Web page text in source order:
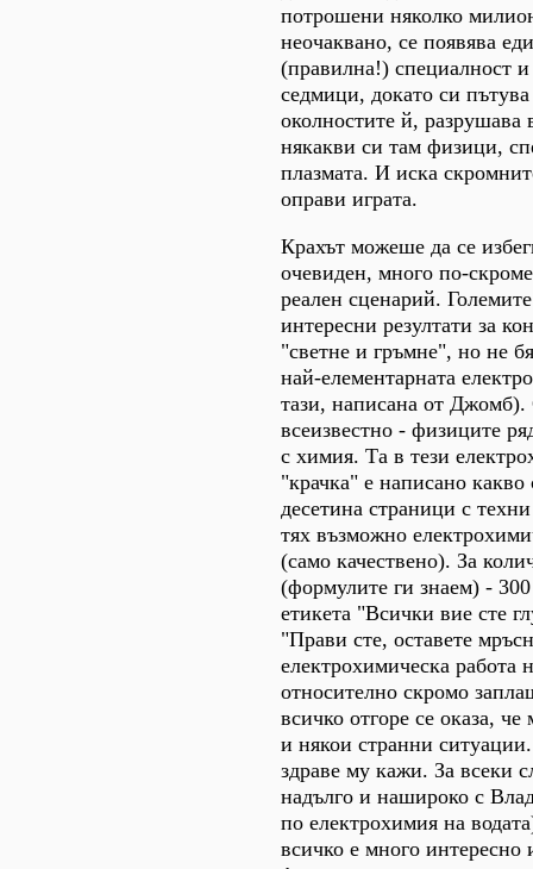
потрошени няколко
неочаквано, се появява
(правилна!) специалност и
седмици, докато си
околностите й, разрушава
някакви си там физици,
плазмата. И иска
оправи играта.
Крахът можеше да се
очевиден, много по-
реален сценарий.
интересни резултати за
"светне и гръмне", но не
най-елементарната
тази, написана от Джомб).
всеизвестно - физиците
с химия. Та в тези
"крачка" е написано какво
десетина страници с
тях възможно
(само качествено). За
(формулите ги знаем) -
етикета "Всички вие сте
"Прави сте, оставете
електрохимическа работа
относително скромо
всичко отгоре се оказа, че
и някои странни
здраве му кажи. За всеки
надълго и нашироко с
по електрохимия на
всичко е много интересно